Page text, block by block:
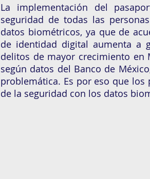
La implementación del
seguridad de todas las
datos biométricos, ya que de
de identidad digital aumenta a
delitos de mayor crecimiento en
según datos del Banco de
problemática. Es por eso que
de la seguridad con los datos